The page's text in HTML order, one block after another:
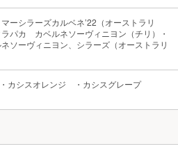
ーシラーズカルベネ’22（オーストラリ
パカ カベルネソーヴィニヨン（チリ）・
ソーヴィニヨン、シラーズ（オーストラリ
カシスオレンジ ・カシスグレープ